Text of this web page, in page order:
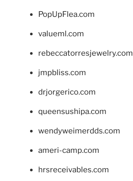
PopUpFlea.com
valueml.com
rebeccatorresjewelry.com
jmpbliss.com
drjorgerico.com
queensushipa.com
wendyweimerdds.com
ameri-camp.com
hrsreceivables.com